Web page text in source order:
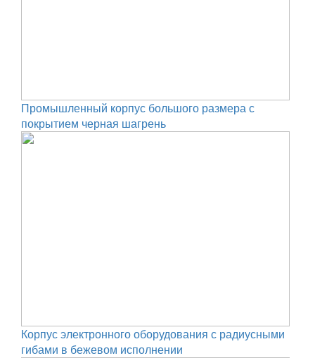
Промышленный корпус большого размера с
покрытием черная шагрень
Корпус электронного оборудования с радиусными
гибами в бежевом исполнении